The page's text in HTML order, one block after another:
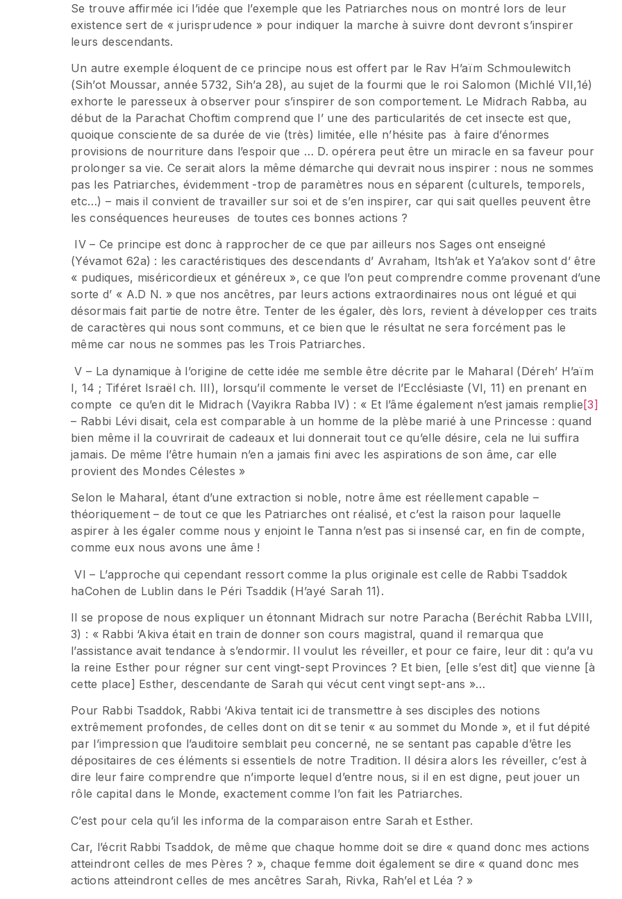
Se trouve affirmée ici l’idée que l’exemple que les Patriarches nous on montré lors de leur
existence sert de « jurisprudence » pour indiquer la marche à suivre dont devront s’inspirer
leurs descendants.
Un autre exemple éloquent de ce principe nous est offert par le Rav H’aïm Schmoulewitch
(Sih’ot Moussar, année 5732, Sih’a 28), au sujet de la fourmi que le roi Salomon (Michlé VII,1é)
exhorte le paresseux à observer pour s’inspirer de son comportement. Le Midrach Rabba, au
début de la Parachat Choftim comprend que l’ une des particularités de cet insecte est que,
quoique consciente de sa durée de vie (très) limitée, elle n’hésite pas à faire d’énormes
provisions de nourriture dans l’espoir que … D. opérera peut être un miracle en sa faveur pour
prolonger sa vie. Ce serait alors la même démarche qui devrait nous inspirer : nous ne sommes
pas les Patriarches, évidemment -trop de paramètres nous en séparent (culturels, temporels,
etc…) – mais il convient de travailler sur soi et de s’en inspirer, car qui sait quelles peuvent être
les conséquences heureuses de toutes ces bonnes actions ?
IV – Ce principe est donc à rapprocher de ce que par ailleurs nos Sages ont enseigné
(Yévamot 62a) : les caractéristiques des descendants d’ Avraham, Itsh’ak et Ya’akov sont d’ être
« pudiques, miséricordieux et généreux », ce que l’on peut comprendre comme provenant d’une
sorte d’ « A.D N. » que nos ancêtres, par leurs actions extraordinaires nous ont légué et qui
désormais fait partie de notre être. Tenter de les égaler, dès lors, revient à développer ces traits
de caractères qui nous sont communs, et ce bien que le résultat ne sera forcément pas le
même car nous ne sommes pas les Trois Patriarches.
V – La dynamique à l’origine de cette idée me semble être décrite par le Maharal (Déreh’ H’aïm
I, 14 ; Tiféret Israël ch. III), lorsqu’il commente le verset de l’Ecclésiaste (VI, 11) en prenant en
compte ce qu’en dit le Midrach (Vayikra Rabba IV) : « Et l’âme également n’est jamais remplie[3]
– Rabbi Lévi disait, cela est comparable à un homme de la plèbe marié à une Princesse : quand
bien même il la couvrirait de cadeaux et lui donnerait tout ce qu’elle désire, cela ne lui suffira
jamais. De même l’être humain n’en a jamais fini avec les aspirations de son âme, car elle
provient des Mondes Célestes »
Selon le Maharal, étant d’une extraction si noble, notre âme est réellement capable –
théoriquement – de tout ce que les Patriarches ont réalisé, et c’est la raison pour laquelle
aspirer à les égaler comme nous y enjoint le Tanna n’est pas si insensé car, en fin de compte,
comme eux nous avons une âme !
VI – L’approche qui cependant ressort comme la plus originale est celle de Rabbi Tsaddok
haCohen de Lublin dans le Péri Tsaddik (H’ayé Sarah 11).
Il se propose de nous expliquer un étonnant Midrach sur notre Paracha (Beréchit Rabba LVIII,
3) : « Rabbi ‘Akiva était en train de donner son cours magistral, quand il remarqua que
l’assistance avait tendance à s’endormir. Il voulut les réveiller, et pour ce faire, leur dit : qu’a vu
la reine Esther pour régner sur cent vingt-sept Provinces ? Et bien, [elle s’est dit] que vienne [à
cette place] Esther, descendante de Sarah qui vécut cent vingt sept-ans »…
Pour Rabbi Tsaddok, Rabbi ‘Akiva tentait ici de transmettre à ses disciples des notions
extrêmement profondes, de celles dont on dit se tenir « au sommet du Monde », et il fut dépité
par l’impression que l’auditoire semblait peu concerné, ne se sentant pas capable d’être les
dépositaires de ces éléments si essentiels de notre Tradition. Il désira alors les réveiller, c’est à
dire leur faire comprendre que n’importe lequel d’entre nous, si il en est digne, peut jouer un
rôle capital dans le Monde, exactement comme l’on fait les Patriarches.
C’est pour cela qu’il les informa de la comparaison entre Sarah et Esther.
Car, l’écrit Rabbi Tsaddok, de même que chaque homme doit se dire « quand donc mes actions
atteindront celles de mes Pères ? », chaque femme doit également se dire « quand donc mes
actions atteindront celles de mes ancêtres Sarah, Rivka, Rah’el et Léa ? »